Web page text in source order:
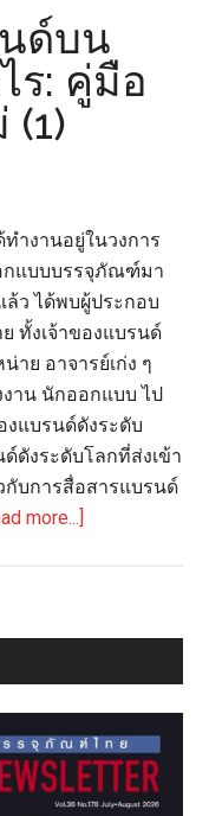
ไร:
ด์บน
ร: คู่มือ
(1)
ทำงานอยู่ในวงการ
กแบบบรรจุภัณฑ์มา
ว ได้พบผู้ประกอบ
ทั้งเจ้าของแบรนด์
าย อาจารย์เก่ง ๆ
งาน นักออกแบบ ไป
งแบรนด์ดังระดับ
ดังระดับโลกที่ส่งเข้า
กับการสื่อสารแบรนด์
more...]
แบรนด์
ภัณฑ์
อย่างไร:
คู่มือ